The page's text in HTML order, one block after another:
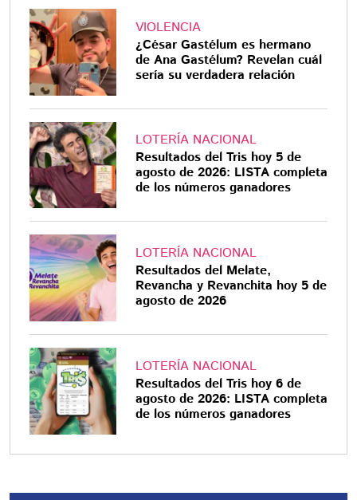
VIOLENCIA
¿César Gastélum es hermano
de Ana Gastélum? Revelan cuál
sería su verdadera relación
LOTERÍA NACIONAL
Resultados del Tris hoy 5 de
agosto de 2026: LISTA completa
de los números ganadores
LOTERÍA NACIONAL
Resultados del Melate,
Revancha y Revanchita hoy 5 de
agosto de 2026
LOTERÍA NACIONAL
Resultados del Tris hoy 6 de
agosto de 2026: LISTA completa
de los números ganadores